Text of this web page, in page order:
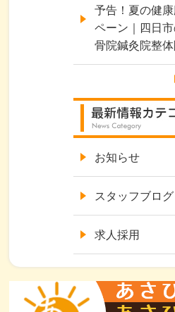
予告！夏の健
ペーン｜四日
骨院鍼灸院整体
お知らせ
スタッフブログ
求人採用